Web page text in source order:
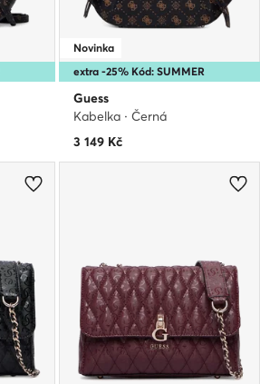
extra -25% Kód: SUMMER
Novinka
Guess
Kabelka · Černá
3 149 Kč